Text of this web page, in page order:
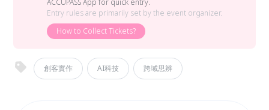
ACCUPASS App for quick entry.
Entry rules are primarily set by the event organizer.
How to Collect Tickets?
創客實作 AI科技 跨域思辨